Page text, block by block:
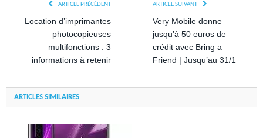
ARTICLE PRÉCÉDENT
Location d’imprimantes
photocopieuses
multifonctions : 3
informations à retenir
ARTICLE SUIVANT
Very Mobile donne
jusqu’à 50 euros de
crédit avec Bring a
Friend | Jusqu’au 31/1
ARTICLES SIMILAIRES